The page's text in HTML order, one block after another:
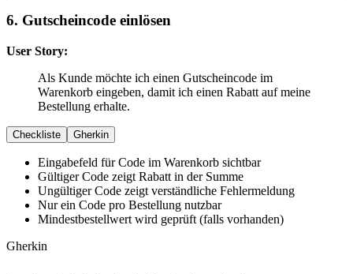
6. Gutscheincode einlösen
User Story:
Als Kunde möchte ich einen Gutscheincode im
Warenkorb eingeben, damit ich einen Rabatt auf meine
Bestellung erhalte.
Checkliste Gherkin
Eingabefeld für Code im Warenkorb sichtbar
Gültiger Code zeigt Rabatt in der Summe
Ungültiger Code zeigt verständliche Fehlermeldung
Nur ein Code pro Bestellung nutzbar
Mindestbestellwert wird geprüft (falls vorhanden)
Gherkin